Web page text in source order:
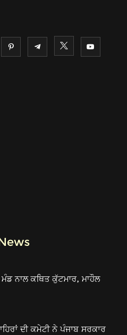
ਨਾਲ ਕਥਿਤ ਕੁੱਟਮਾਰ, ਮਾਹੌਲ
ਦੀ ਕਮੇਟੀ ਨੇ ਪੰਜਾਬ ਸਰਕਾਰ